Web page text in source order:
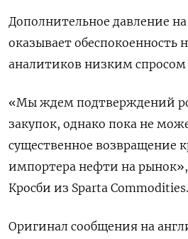
Дополнительное ​давление
оказывает обеспокоенность
аналитиков низким спросом
«Мы ждем подтверждений
закупок, ‌однако пока не
существенное возвращение
импортера нефти на
Кросби из ​Sparta Commodities.
Оригинал сообщения на